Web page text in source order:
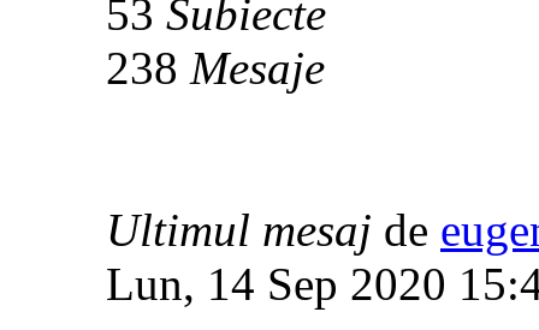
53 Subiecte
238 Mesaje
Ultimul mesaj de
Lun, 14 Sep 2020